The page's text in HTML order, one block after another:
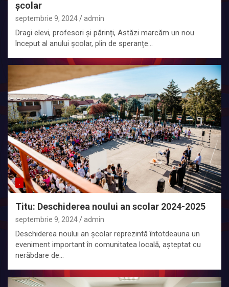
școlar
septembrie 9, 2024 admin
Dragi elevi, profesori și părinți, Astăzi marcăm un nou
început al anului școlar, plin de speranțe…
.
Titu: Deschiderea noului an scolar 2024-2025
septembrie 9, 2024 admin
Deschiderea noului an școlar reprezintă întotdeauna un
eveniment important în comunitatea locală, așteptat cu
nerăbdare de…